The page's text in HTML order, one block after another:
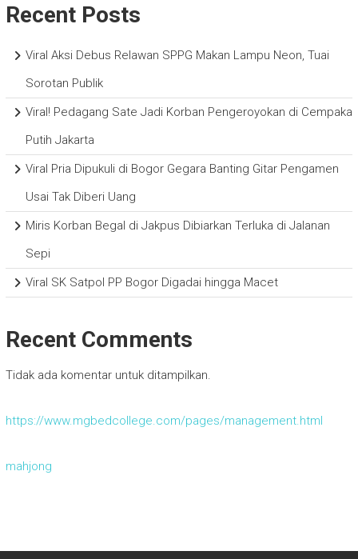
Recent Posts
Viral Aksi Debus Relawan SPPG Makan Lampu Neon, Tuai
Sorotan Publik
Viral! Pedagang Sate Jadi Korban Pengeroyokan di Cempaka
Putih Jakarta
Viral Pria Dipukuli di Bogor Gegara Banting Gitar Pengamen
Usai Tak Diberi Uang
Miris Korban Begal di Jakpus Dibiarkan Terluka di Jalanan
Sepi
Viral SK Satpol PP Bogor Digadai hingga Macet
Recent Comments
Tidak ada komentar untuk ditampilkan.
https://www.mgbedcollege.com/pages/management.html
mahjong